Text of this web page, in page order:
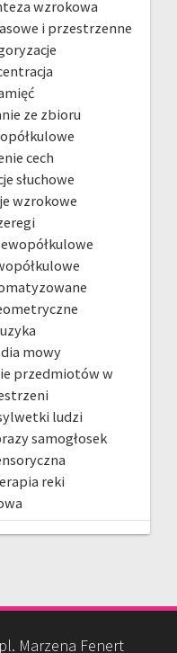
wzrokowa
i przestrzenne
ze zbioru
cech
słuchowe
wzrokowe
mowy
przedmiotów w
ludzi
samogłosek
reki
Marzena Fenert